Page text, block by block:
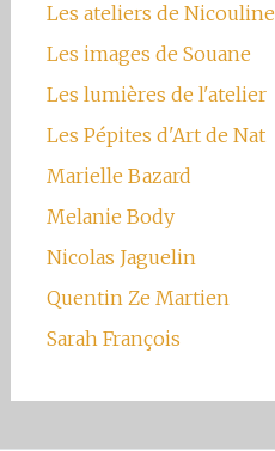
Les ateliers de Nicouline
Les images de Souane
Les lumières de l'atelier
Les Pépites d'Art de Nat
Marielle Bazard
Melanie Body
Nicolas Jaguelin
Quentin Ze Martien
Sarah François